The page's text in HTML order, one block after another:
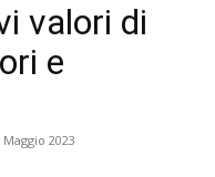
valori di
e
Maggio 2023